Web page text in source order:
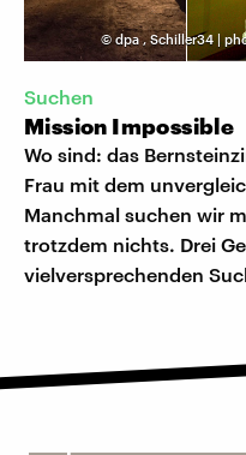
©dpa,Schiller34 |
Suchen
Mission Impossible
Wo sind: das
Frau mit dem
Manchmal suchen wir
trotzdem nichts. Drei
vielversprechenden